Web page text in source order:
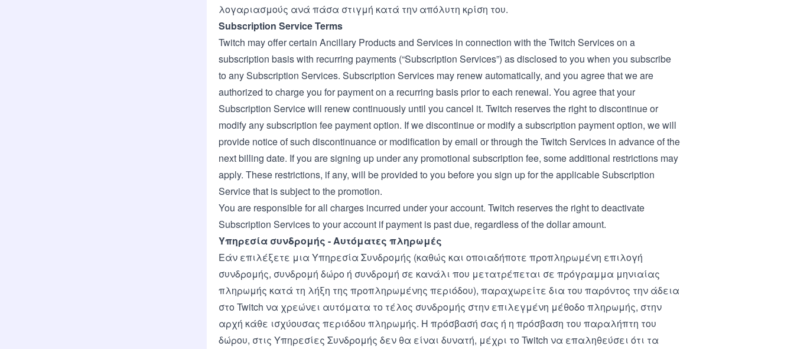
λογαριασμούς ανά πάσα στιγμή κατά την απόλυτη κρίση του.
Subscription Service Terms
Twitch may offer certain Ancillary Products and Services in connection with the Twitch Services on a
subscription basis with recurring payments (“Subscription Services”) as disclosed to you when you subscribe
to any Subscription Services. Subscription Services may renew automatically, and you agree that we are
authorized to charge you for payment on a recurring basis prior to each renewal. You agree that your
Subscription Service will renew continuously until you cancel it. Twitch reserves the right to discontinue or
modify any subscription fee payment option. If we discontinue or modify a subscription payment option, we will
provide notice of such discontinuance or modification by email or through the Twitch Services in advance of the
next billing date. If you are signing up under any promotional subscription fee, some additional restrictions may
apply. These restrictions, if any, will be provided to you before you sign up for the applicable Subscription
Service that is subject to the promotion.
You are responsible for all charges incurred under your account. Twitch reserves the right to deactivate
Subscription Services to your account if payment is past due, regardless of the dollar amount.
Υπηρεσία συνδρομής - Αυτόματες πληρωμές
Εάν επιλέξετε μια Υπηρεσία Συνδρομής (καθώς και οποιαδήποτε προπληρωμένη επιλογή
συνδρομής, συνδρομή δώρο ή συνδρομή σε κανάλι που μετατρέπεται σε πρόγραμμα μηνιαίας
πληρωμής κατά τη λήξη της προπληρωμένης περιόδου), παραχωρείτε δια του παρόντος την άδεια
στο Twitch να χρεώνει αυτόματα το τέλος συνδρομής στην επιλεγμένη μέθοδο πληρωμής, στην
αρχή κάθε ισχύουσας περιόδου πληρωμής. Η πρόσβασή σας ή η πρόσβαση του παραλήπτη του
δώρου, στις Υπηρεσίες Συνδρομής δεν θα είναι δυνατή, μέχρι το Twitch να επαληθεύσει ότι τα